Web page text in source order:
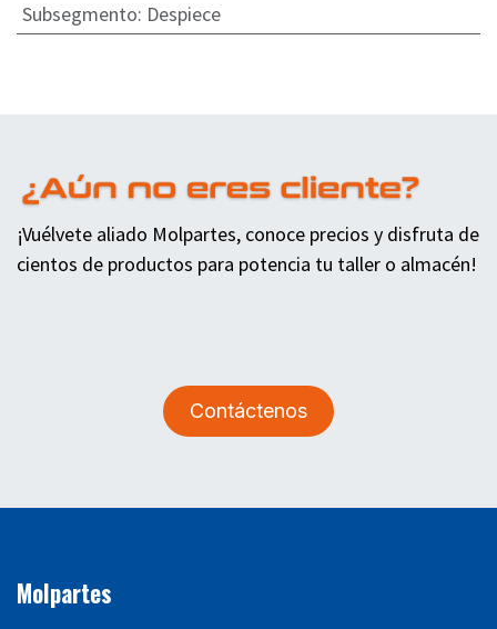
Subsegmento: Despiece
¡Vuélvete aliado Molpartes, conoce precios y disfruta de
cientos de productos para potencia tu taller o almacén!
Contáctenos
Molpartes